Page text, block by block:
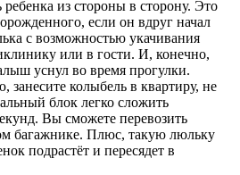
из стороны в сторону. Это
если он вдруг начал
с возможностью укачивания
или в гости. И, конечно,
уснул во время прогулки.
занесите колыбель в квартиру, не
блок легко сложить
Вы сможете перевозить
багажнике. Плюс, такую люльку
подрастёт и пересядет в